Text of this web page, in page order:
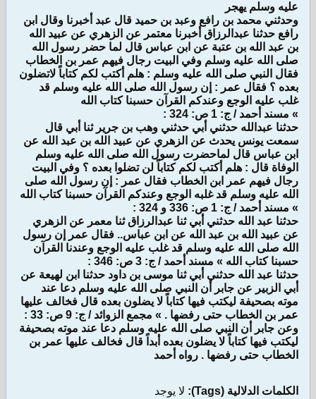
عليه وسلم يهجر
وحدثني محمد بن رافع وعبد بن حميد قال عبد أخبرنا وقال ابن
رافع حدثنا عبدالرزاق أخبرنا معتمر عن الزهري عن عبيد الله
بن عبد الله بن عتبة عن ابن عباس قال لما حضر رسول الله
صلى الله عليه وسلم وفي البيت رجال فيهم عمر بن الخطاب
فقال النبي صلى الله عليه وسلم : هلم أكتب لكم كتاباً لاتضلون
بعده ؟ فقال عمر : إن رسول الله صلى الله عليه وسلم قد
غلب عليه الوجع وعندكم القرآن حسبنا كتاب الله
» مسند أحمد / ج: 1 ص: 324 :
حدثنا عبدالله حدثني أبي حدثني وهب بن جرير ثنا أبي قال
سمعت يونس يحدث عن الزهري عن عبيد الله بن عبد الله عن
ابن عباس قال لماحضرت رسول الله صلى الله عليه وسلم
الوفاة قال : هلم أكتب لكم كتاباً لن تضلوا بعده ؟ وفي البيت
رجال فيهم عمر ابن الخطاب فقال عمر : إن رسول الله صلى
الله عليه وسلم قد غلبه الوجع وعندكم القرآن حسبنا كتاب الله
» مسند أحمد / ج: 1 ص: 336 و 324 :
حدثنا عبد الله حدثني أبي ثنا عبدالرزاق ثنا معمر عن الزهري
عن عبيد الله بن عبد الله عن ابن عباس.. فقال عمر إن رسول
الله صلى الله عليه وسلم قد غلب عليه الوجع وعندنا القرآن
حسبنا كتاب الله » مسند أحمد / ج: 3 ص: 346 :
حدثنا عبد الله حدثني أبي ثنا موسى بن داود حدثنا ابن لهيعة عن
أبي الزبير عن جابر أن النبي صلى الله عليه وسلم دعا عند
موته بصحيفة ليكتب فيها كتاباً لا يضلون بعده قال فخالف عليها
عمر بن الخطاب حتى رفضها . » مجمع الزوائد / ج: 9 ص: 33 :
وعن جابر أن النبي صلى الله عليه وسلم دعا عند موته بصحيفة
ليكتب فيها كتاباً لا يضلون بعده أبداً قال فخالف عليها عمر بن
الخطاب حتى رفضها . رواه أحمد
الكلمات الدلالية (Tags): لا يوجد